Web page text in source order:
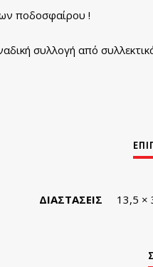
ποδοσφαίρου !
συλλογή από
ΔΙΑΣΤΆΣΕΙΣ 13,5 ×